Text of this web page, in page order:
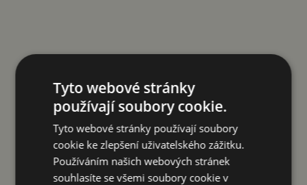
Tyto webové stránky
používají soubory cookie.
Tyto webové stránky používají soubory
cookie ke zlepšení uživatelského zážitku.
Používáním našich webových stránek
souhlasíte se všemi soubory cookie v